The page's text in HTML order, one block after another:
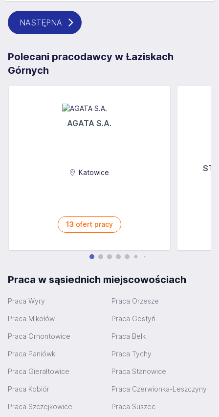
NASTĘPNA
Polecani pracodawcy w Łaziskach
Górnych
AGATA S.A.
Katowice
13 ofert pracy
Praca w sąsiednich miejscowościach
Praca Wyry Praca Orzesze
Praca Mikołów Praca Gostyń
Praca Ornontowice Praca Bełk
Praca Paniówki Praca Tychy
Praca Gierałtowice Praca Stanowice
Praca Kobiór Praca Czerwionka-Leszczyny
Praca Szczejkowice Praca Suszec